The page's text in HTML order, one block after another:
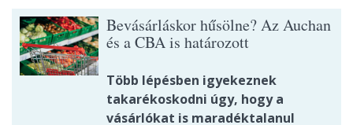
Bevásárláskor hűsölne? Az Auchan
és a CBA is határozott
Több lépésben igyekeznek
takarékoskodni úgy, hogy a
vásárlókat is maradéktalanul